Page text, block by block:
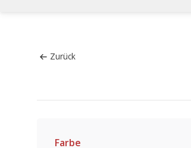
Zurück
Farbe